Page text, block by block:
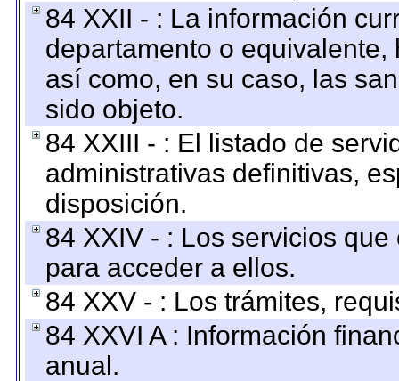
84 XXII - : La información
departamento o
así como, en su caso, las
sido objeto.
84 XXIII - : El listado de
administrativas definitivas,
disposición.
84 XXIV - : Los servicios
para acceder a ellos.
84 XXV - : Los trámites,
84 XXVI A : Información
anual.